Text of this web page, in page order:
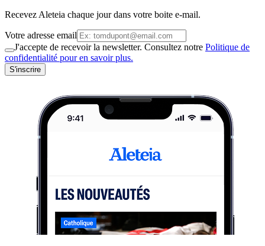
Recevez Aleteia chaque jour dans votre boite e-mail.
Votre adresse email
J'accepte de recevoir la newsletter. Consultez notre Politique de
confidentialité pour en savoir plus.
S'inscrire